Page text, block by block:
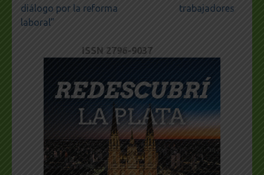
diálogo por la reforma
laboral”
trabajadores
ISSN 2796-9037